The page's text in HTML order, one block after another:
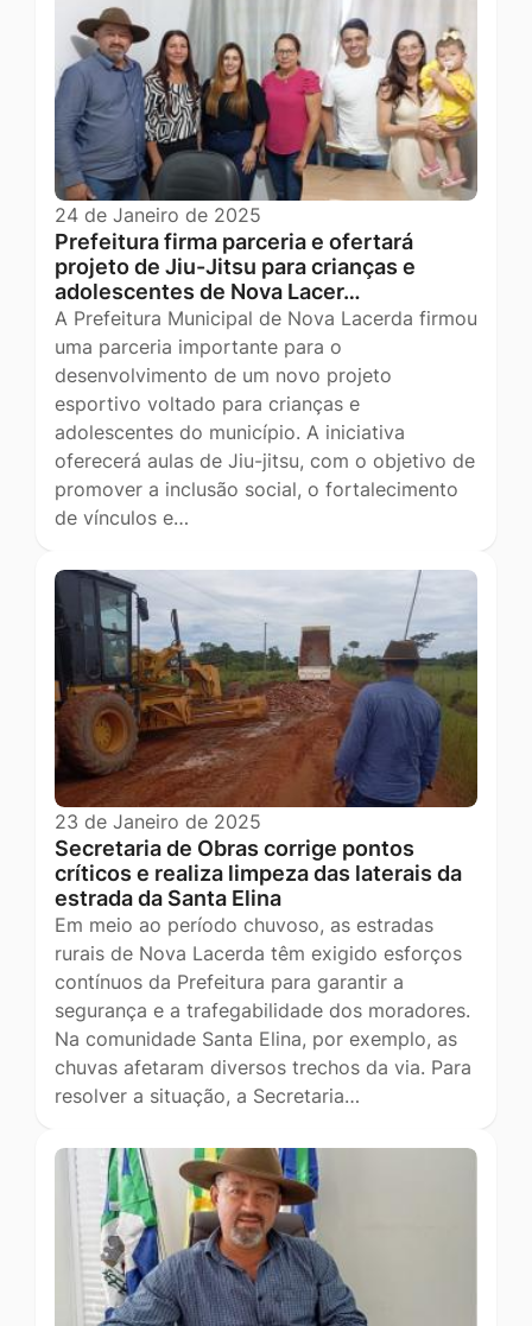
24 de Janeiro de 2025
Prefeitura firma parceria e ofertará
projeto de Jiu-Jitsu para crianças e
adolescentes de Nova Lacer…
A Prefeitura Municipal de Nova Lacerda firmou
uma parceria importante para o
desenvolvimento de um novo projeto
esportivo voltado para crianças e
adolescentes do município. A iniciativa
oferecerá aulas de Jiu-jitsu, com o objetivo de
promover a inclusão social, o fortalecimento
de vínculos e…
23 de Janeiro de 2025
Secretaria de Obras corrige pontos
críticos e realiza limpeza das laterais da
estrada da Santa Elina
Em meio ao período chuvoso, as estradas
rurais de Nova Lacerda têm exigido esforços
contínuos da Prefeitura para garantir a
segurança e a trafegabilidade dos moradores.
Na comunidade Santa Elina, por exemplo, as
chuvas afetaram diversos trechos da via. Para
resolver a situação, a Secretaria…